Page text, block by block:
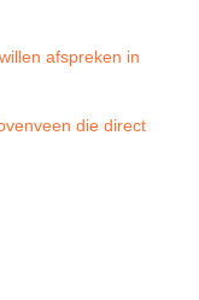
afspreken in
die direct